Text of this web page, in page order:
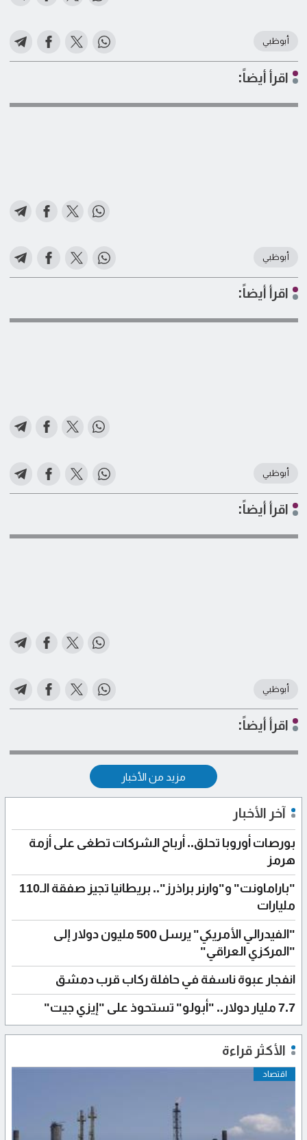
أبوظبي
اقرأ أيضاً:
أبوظبي
اقرأ أيضاً:
أبوظبي
اقرأ أيضاً:
أبوظبي
اقرأ أيضاً:
مزيد من الأخبار
آخر الأخبار
بورصات أوروبا تحلق.. أرباح الشركات تطغى على أزمة
هرمز
"باراماونت" و"وارنر براذرز".. بريطانيا تجيز صفقة الـ110
مليارات
"الفيدرالي الأمريكي" يرسل 500 مليون دولار إلى
"المركزي العراقي"
انفجار عبوة ناسفة في حافلة ركاب قرب دمشق
7.7 مليار دولار.. "أبولو" تستحوذ على "إيزي جيت"
الأكثر قراءة
اقتصاد